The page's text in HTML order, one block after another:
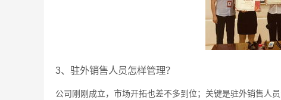
3、驻外销售人员怎样管理？
公司刚刚成立，市场开拓也差不多到位；关键是驻外销售人